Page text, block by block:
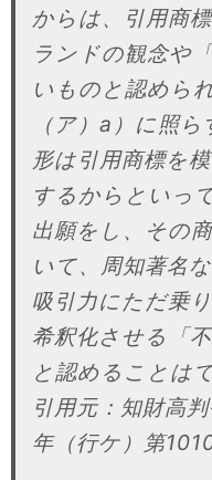
からは、引用商
ランドの観念や
いものと認めら
（ア）a）に照
形は引用商標を
するからといっ
出願をし、その
いて、周知著名
吸引力にただ乗
希釈化させる「
と認めることは
引用元：知財高
年（行ケ）第